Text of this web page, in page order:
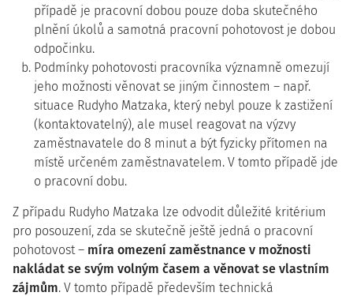
případě je pracovní dobou pouze doba skutečného
plnění úkolů a samotná pracovní pohotovost je dobou
odpočinku.
Podmínky pohotovosti pracovníka významně omezují
jeho možnosti věnovat se jiným činnostem – např.
situace Rudyho Matzaka, který nebyl pouze k zastižení
(kontaktovatelný), ale musel reagovat na výzvy
zaměstnavatele do 8 minut a být fyzicky přítomen na
místě určeném zaměstnavatelem. V tomto případě jde
o pracovní dobu.
Z případu Rudyho Matzaka lze odvodit důležité kritérium
pro posouzení, zda se skutečně ještě jedná o pracovní
pohotovost – míra omezení zaměstnance v možnosti
nakládat se svým volným časem a věnovat se vlastním
zájmům. V tomto případě především technická